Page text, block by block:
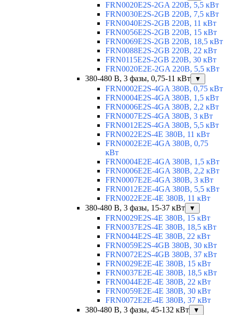
FRN0020E2S-2GA 220В, 5,5 кВт
FRN0030E2S-2GB 220В, 7,5 кВт
FRN0040E2S-2GB 220В, 11 кВт
FRN0056E2S-2GB 220В, 15 кВт
FRN0069E2S-2GB 220В, 18,5 кВт
FRN0088E2S-2GB 220В, 22 кВт
FRN0115E2S-2GB 220В, 30 кВт
FRN0020E2E-2GA 220В, 5,5 кВт
380-480 В, 3 фазы, 0,75-11 кВт
▼
FRN0002E2S-4GA 380В, 0,75 кВт
FRN0004E2S-4GA 380В, 1,5 кВт
FRN0006E2S-4GA 380В, 2,2 кВт
FRN0007E2S-4GA 380В, 3 кВт
FRN0012E2S-4GA 380В, 5,5 кВт
FRN0022E2S-4E 380В, 11 кВт
FRN0002E2E-4GA 380В, 0,75
кВт
FRN0004E2E-4GA 380В, 1,5 кВт
FRN0006E2E-4GA 380В, 2,2 кВт
FRN0007E2E-4GA 380В, 3 кВт
FRN0012E2E-4GA 380В, 5,5 кВт
FRN0022E2E-4E 380В, 11 кВт
380-480 В, 3 фазы, 15-37 кВт
▼
FRN0029E2S-4E 380В, 15 кВт
FRN0037E2S-4E 380В, 18,5 кВт
FRN0044E2S-4E 380В, 22 кВт
FRN0059E2S-4GB 380В, 30 кВт
FRN0072E2S-4GB 380В, 37 кВт
FRN0029E2E-4E 380В, 15 кВт
FRN0037E2E-4E 380В, 18,5 кВт
FRN0044E2E-4E 380В, 22 кВт
FRN0059E2E-4E 380В, 30 кВт
FRN0072E2E-4E 380В, 37 кВт
380-480 В, 3 фазы, 45-132 кВт
▼